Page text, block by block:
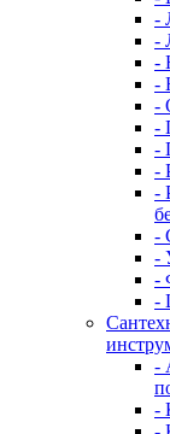
-
-
-
-
-
-
-
-
-
-
-
-
-
-
-